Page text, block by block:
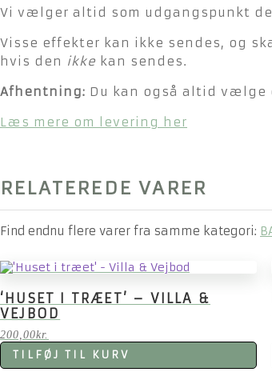
Vi vælger altid som udgangspunkt
Visse effekter kan ikke sendes, og
hvis den ikke kan sendes.
Afhentning: Du kan også altid
Læs mere om levering her
RELATEREDE VARER
Find endnu flere varer fra samme kategori:
‘HUSET I TRÆET’ – VILLA &
VEJBOD
200,00kr.
TILFØJ TIL KURV